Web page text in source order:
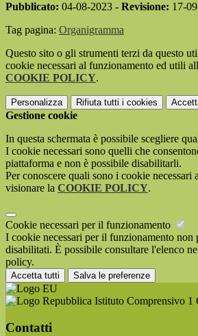
Pubblicato: 04-08-2023 - Revisione: 17-
Tag pagina: Organigramma
Questo sito o gli strumenti terzi da questo
cookie necessari al funzionamento ed utili
COOKIE POLICY.
Personalizza Rifiuta tutti i cookies
Gestione cookie
In questa schermata è possibile scegliere
I cookie necessari sono quelli che
piattaforma e non è possibile disabilitarli.
Per conoscere quali sono i cookie necessari
visionare la COOKIE POLICY.
Cookie necessari per il funzionamento
I cookie necessari per il funzionamento non
disabilitati. È possibile consultare l'elenco
policy.
Accetta tutti Salva le preferenze
Istituto Comprensivo 1
Contatti